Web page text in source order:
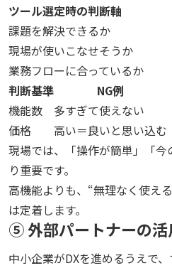
ツール選定時の判断軸
課題を解決できるか
現場が使いこなせそうか
業務フローに合っているか
判断基準
NG例
機能数
多すぎて使えない
価格
高い＝良いと思い込む
現場では、「操作が簡単」「
り重要です。
高機能よりも、“無理なく使え
は定着します。
⑤ 外部パートナーの活
中小企業がDXを進めるうえで